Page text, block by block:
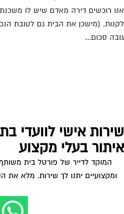
רוכשים דירה מאדם שיש לו משכנתא
(מישכן את הבית גם לטובת
סכום...
אישי לוועדי
בעלי מקצוע
המוקד לדייר של פורטל בית משותף
ומקצועיים יתנו לך שירות. מלא את